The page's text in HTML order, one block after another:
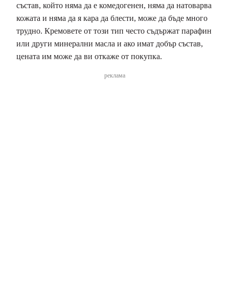
състав, който няма да е комедогенен, няма да натоварва
кожата и няма да я кара да блести, може да бъде много
трудно. Кремовете от този тип често съдържат парафин
или други минерални масла и ако имат добър състав,
цената им може да ви откаже от покупка.
реклама